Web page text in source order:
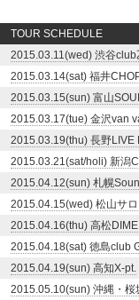
TOUR SCHEDULE
2015.03.11(wed) 渋谷
2015.03.14(sat) 福井
2015.03.15(sun) 富山
2015.03.17(tue) 金沢van
2015.03.19(thu) 長野LIVE
2015.03.21(sat/holi) 新潟
2015.04.12(sun) 札幌
2015.04.15(wed) 松山サロ
2015.04.16(thu) 高松DIME
2015.04.18(sat) 徳島club
2015.04.19(sun) 高知X-pt.
2015.05.10(sun) 沖縄・桜